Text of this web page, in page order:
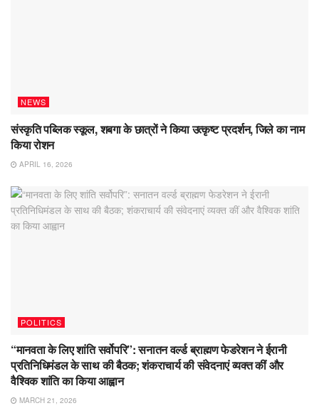
NEWS
संस्कृति पब्लिक स्कूल, शबगा के छात्रों ने किया उत्कृष्ट प्रदर्शन, जिले का नाम
किया रोशन
APRIL 16, 2026
POLITICS
“मानवता के लिए शांति सर्वोपरि”: सनातन वर्ल्ड ब्राह्मण फेडरेशन ने ईरानी
प्रतिनिधिमंडल के साथ की बैठक; शंकराचार्य की संवेदनाएं व्यक्त कीं और
वैश्विक शांति का किया आह्वान
MARCH 21, 2026